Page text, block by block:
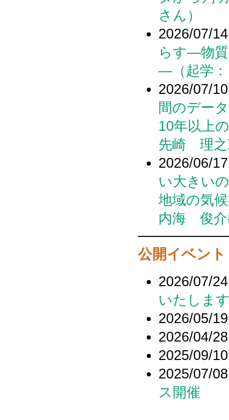
さん）
2026/07/14
らす―物
―（起学
2026/07/10
間のデー
10年以上
先崎 理之
2026/06/17
い大きい
地域の気
内海 俊介
公開イベント
2026/07/24
いたしま
2026/05/19
2026/04/28
2025/09/10
2025/07/08
ス開催